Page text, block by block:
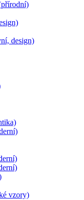
design)
vzory)